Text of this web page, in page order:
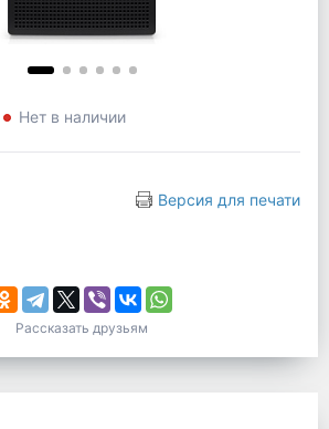
Нет в наличии
Версия для печати
Рассказать друзьям